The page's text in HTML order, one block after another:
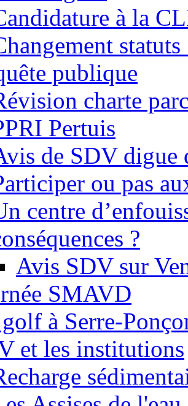
à la
publique
charte
Pertuis
de SDV digue
ou pas
centre
?
Avis SDV sur
SMAVD
à Serre-
et les institutions